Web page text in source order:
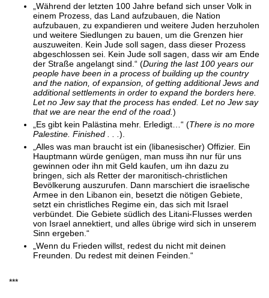
„Während der letzten 100 Jahre befand sich unser Volk in
einem Prozess, das Land aufzubauen, die Nation
aufzubauen, zu expandieren und weitere Juden herzuholen
und weitere Siedlungen zu bauen, um die Grenzen hier
auszuweiten. Kein Jude soll sagen, dass dieser Prozess
abgeschlossen sei. Kein Jude soll sagen, dass wir am Ende
der Straße angelangt sind.“ (During the last 100 years our
people have been in a process of building up the country
and the nation, of expansion, of getting additional Jews and
additional settlements in order to expand the borders here.
Let no Jew say that the process has ended. Let no Jew say
that we are near the end of the road. )
„Es gibt kein Palästina mehr. Erledigt…“ (There is no more
Palestine. Finished . . . ).
„Alles was man braucht ist ein (libanesischer) Offizier. Ein
Hauptmann würde genügen, man muss ihn nur für uns
gewinnen oder ihn mit Geld kaufen, um ihn dazu zu
bringen, sich als Retter der maronitisch-christlichen
Bevölkerung auszurufen. Dann marschiert die israelische
Armee in den Libanon ein, besetzt die nötigen Gebiete,
setzt ein christliches Regime ein, das sich mit Israel
verbündet. Die Gebiete südlich des Litani-Flusses werden
von Israel annektiert, und alles übrige wird sich in unserem
Sinn ergeben.“
„Wenn du Frieden willst, redest du nicht mit deinen
Freunden. Du redest mit deinen Feinden.“
***